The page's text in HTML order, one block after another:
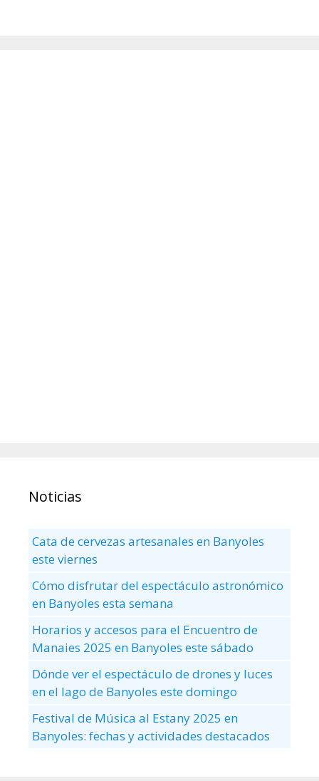
Noticias
Cata de cervezas artesanales en Banyoles
este viernes
Cómo disfrutar del espectáculo astronómico
en Banyoles esta semana
Horarios y accesos para el Encuentro de
Manaies 2025 en Banyoles este sábado
Dónde ver el espectáculo de drones y luces
en el lago de Banyoles este domingo
Festival de Música al Estany 2025 en
Banyoles: fechas y actividades destacados